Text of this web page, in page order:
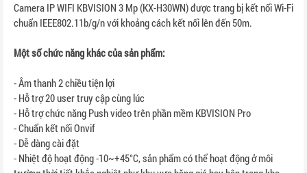
Camera IP WIFI KBVISION 3 Mp (KX-H30WN) được trang bị kết nối Wi-Fi
chuẩn IEEE802.11b/g/n với khoảng cách kết nối lên đến 50m.
Một số chức năng khác của sản phẩm:
- Âm thanh 2 chiều tiện lợi
- Hỗ trợ 20 user truy cập cùng lúc
- Hỗ trợ chức năng Push video trên phần mềm KBVISION Pro
- Chuẩn kết nối Onvif
- Dễ dàng cài đặt
- Nhiệt độ hoạt động -10~+45°C, sản phẩm có thể hoạt động ở môi